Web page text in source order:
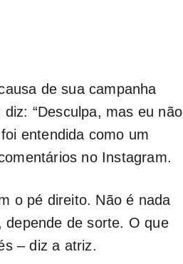
de sua campanha
“Desculpa, mas eu não
entendida como um
no Instagram.
o pé direito. Não é nada
de sorte. O que
– diz a atriz.